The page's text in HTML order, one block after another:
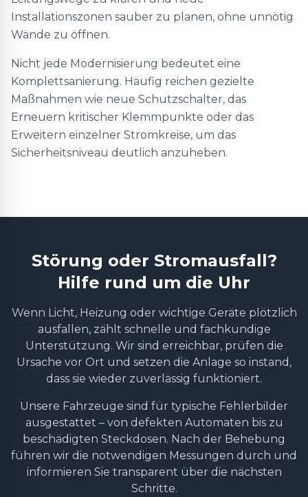
Installationszonen sauber zu planen, ohne unnötig
Wände zu öffnen.
Nicht jede Modernisierung bedeutet eine
Komplettsanierung. Häufig reichen gezielte
Maßnahmen wie neue Schutzschalter, das
Erneuern kritischer Klemmpunkte oder das
Erweitern einzelner Stromkreise, um das
Sicherheitsniveau deutlich anzuheben.
Störung oder Stromausfall?
Hilfe rund um die Uhr
Wenn Licht, Heizung oder wichtige Geräte plötzlich
ausfallen, zählt schnelle und fachkundige
Unterstützung. Wir sind erreichbar, prüfen die
Ursache vor Ort und setzen die Anlage so instand,
dass sie wieder zuverlässig funktioniert.
Unsere Fahrzeuge sind für typische Fehlerbilder
ausgestattet – von defekten Automaten bis zu
beschädigten Steckdosen. Nach der Behebung
führen wir die notwendigen Messungen durch und
informieren Sie transparent über die nächsten
Schritte.